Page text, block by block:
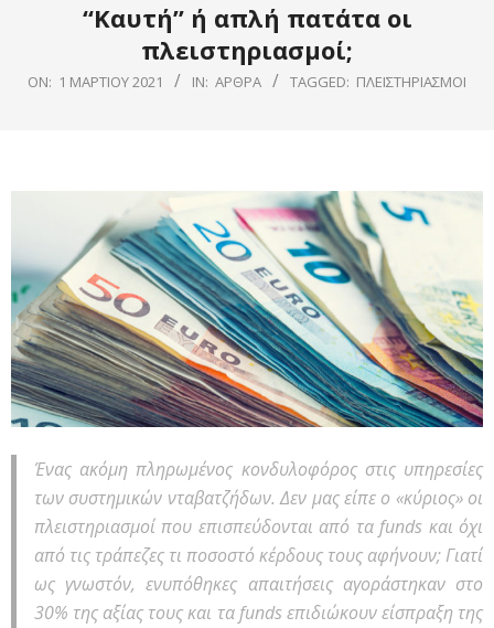
“Καυτή” ή απλή πατάτα οι
πλειστηριασμοί;
ON: 1 ΜΑΡΤΊΟΥ 2021 IN: ΆΡΘΡΑ TAGGED: ΠΛΕΙΣΤΗΡΙΑΣΜΟΙ
Ένας ακόμη πληρωμένος κονδυλοφόρος στις υπηρεσίες
των συστημικών νταβατζήδων. Δεν μας είπε ο «κύριος» οι
πλειστηριασμοί που επισπεύδονται από τα funds και όχι
από τις τράπεζες τι ποσοστό κέρδους τους αφήνουν; Γιατί
ως γνωστόν, ενυπόθηκες απαιτήσεις αγοράστηκαν στο
30% της αξίας τους και τα funds επιδιώκουν είσπραξη της